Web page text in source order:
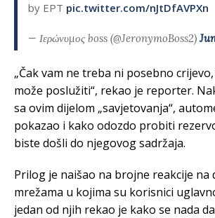
by ΕΡΤ pic.twitter.com/nJtDfAVPXn
— Ιερώνυμος boss (@JeronymoBoss2)
„Čak vam ne treba ni posebno
može poslužiti“, rekao je reporter.
sa ovim dijelom „savjetovanja“,
pokazao i kako odozdo probiti
biste došli do njegovog sadržaja.
Prilog je naišao na brojne reakcije na
mrežama u kojima su korisnici
jedan od njih rekao je kako se nada